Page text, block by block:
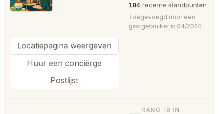
184 recente standpunten
Toegevoegd door een
gastgebruiker in 04/2024
Locatiepagina weergeven
Huur een conciërge
Postlijst
RANG 18 IN